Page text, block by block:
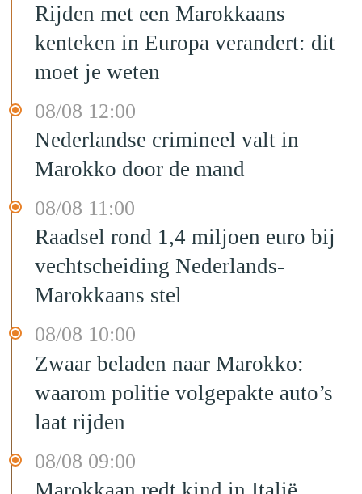
Rijden met een Marokkaans
kenteken in Europa verandert: dit
moet je weten
08/08 12:00
Nederlandse crimineel valt in
Marokko door de mand
08/08 11:00
Raadsel rond 1,4 miljoen euro bij
vechtscheiding Nederlands-
Marokkaans stel
08/08 10:00
Zwaar beladen naar Marokko:
waarom politie volgepakte auto’s
laat rijden
08/08 09:00